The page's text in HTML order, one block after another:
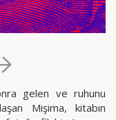
gelen ve ruhunu
Mişima, kitabın